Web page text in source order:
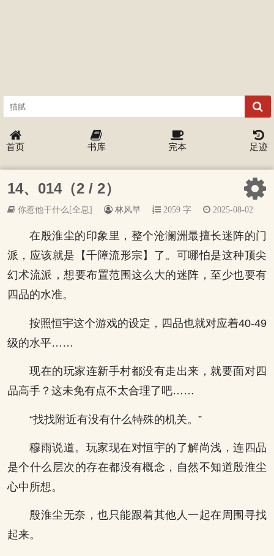
首页 书库 完本 足迹
14、014（2 / 2）
你惹他干什么[全息] 林风早 2059 字 2025-08-02
在殷淮尘的印象里，整个沧澜洲最擅长迷阵的门
派，应该就是【千障流形宗】了。可哪怕是这种顶尖
幻术流派，想要布置范围这么大的迷阵，至少也要有
四品的水准。
按照恒宇这个游戏的设定，四品也就对应着40-49
级的水平……
现在的玩家连新手村都没有走出来，就要面对四
品高手？这未免有点不太合理了吧……
“找找附近有没有什么特殊的机关。”
穆雨说道。玩家现在对恒宇的了解尚浅，连四品
是个什么层次的存在都没有概念，自然不知道殷淮尘
心中所想。
殷淮尘无奈，也只能跟着其他人一起在周围寻找
起来。